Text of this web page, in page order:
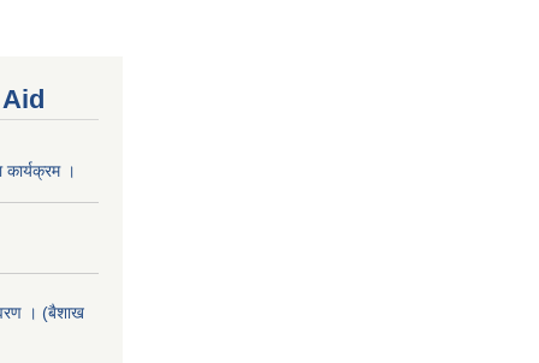
।
। (बैशाख